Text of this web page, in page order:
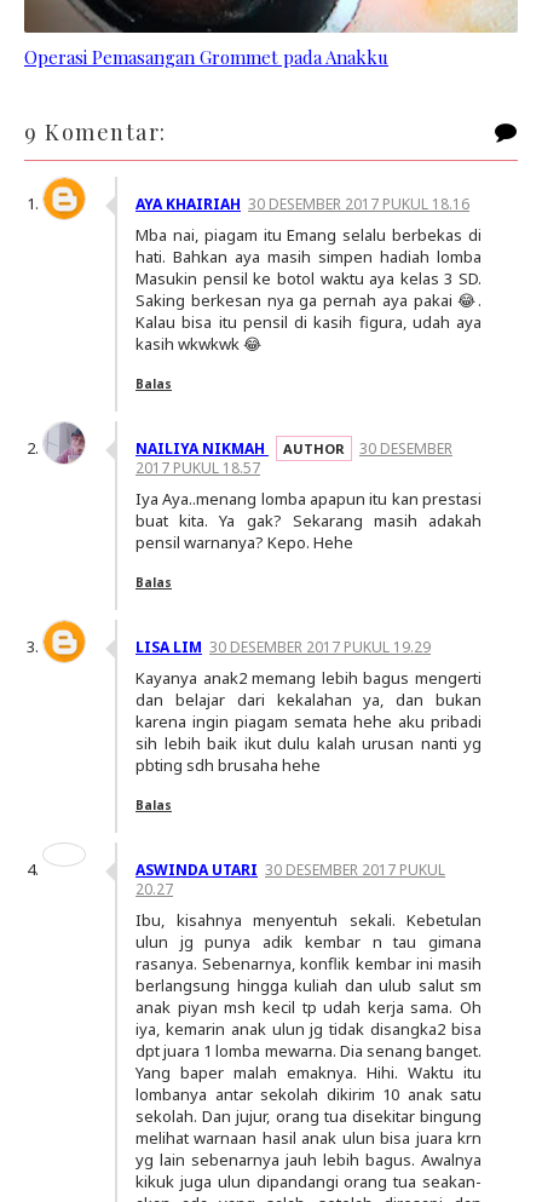
Operasi Pemasangan Grommet pada Anakku
9 Komentar:
AYA KHAIRIAH 30 DESEMBER 2017 PUKUL 18.16
Mba nai, piagam itu Emang selalu berbekas di
hati. Bahkan aya masih simpen hadiah lomba
Masukin pensil ke botol waktu aya kelas 3 SD.
Saking berkesan nya ga pernah aya pakai 😂.
Kalau bisa itu pensil di kasih figura, udah aya
kasih wkwkwk 😂
Balas
NAILIYA NIKMAH
30 DESEMBER
2017 PUKUL 18.57
Iya Aya..menang lomba apapun itu kan prestasi
buat kita. Ya gak? Sekarang masih adakah
pensil warnanya? Kepo. Hehe
Balas
LISA LIM 30 DESEMBER 2017 PUKUL 19.29
Kayanya anak2 memang lebih bagus mengerti
dan belajar dari kekalahan ya, dan bukan
karena ingin piagam semata hehe aku pribadi
sih lebih baik ikut dulu kalah urusan nanti yg
pbting sdh brusaha hehe
Balas
ASWINDA UTARI 30 DESEMBER 2017 PUKUL
20.27
Ibu, kisahnya menyentuh sekali. Kebetulan
ulun jg punya adik kembar n tau gimana
rasanya. Sebenarnya, konflik kembar ini masih
berlangsung hingga kuliah dan ulub salut sm
anak piyan msh kecil tp udah kerja sama. Oh
iya, kemarin anak ulun jg tidak disangka2 bisa
dpt juara 1 lomba mewarna. Dia senang banget.
Yang baper malah emaknya. Hihi. Waktu itu
lombanya antar sekolah dikirim 10 anak satu
sekolah. Dan jujur, orang tua disekitar bingung
melihat warnaan hasil anak ulun bisa juara krn
yg lain sebenarnya jauh lebih bagus. Awalnya
kikuk juga ulun dipandangi orang tua seakan-